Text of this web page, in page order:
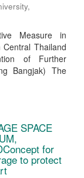
,
Measure in
Thailand
of Further
Bangjak) The
SPACE
for
to protect